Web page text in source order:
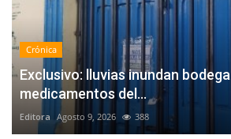
Crónica
Exclusivo: lluvias inundan
medicamentos del...
Editora Agosto 9, 2026 388